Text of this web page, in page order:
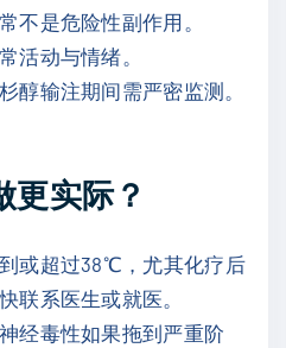
不是危险性副作用。
活动与情绪。
醇输注期间需严密监测。
更实际？
到或超过38℃，尤其化疗后
联系医生或就医。
经毒性如果拖到严重阶